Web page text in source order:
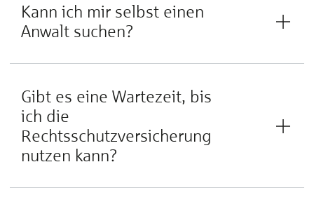
Kann ich mir selbst einen
Anwalt suchen?
Gibt es eine Wartezeit, bis
ich die
Rechtsschutzversicherung
nutzen kann?